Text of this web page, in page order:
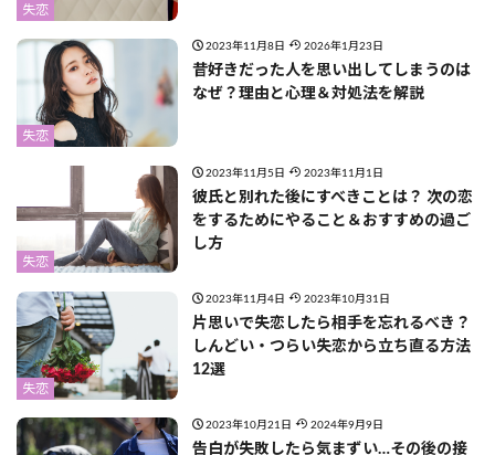
失恋
失恋
2023年11月8日 2026年1月23日
昔好きだった人を思い出してしまうのは
なぜ？理由と心理＆対処法を解説
失恋
2023年11月5日 2023年11月1日
彼氏と別れた後にすべきことは？ 次の恋
をするためにやること＆おすすめの過ご
し方
失恋
2023年11月4日 2023年10月31日
片思いで失恋したら相手を忘れるべき？
しんどい・つらい失恋から立ち直る方法
12選
2023年10月21日 2024年9月9日
告白が失敗したら気まずい…その後の接